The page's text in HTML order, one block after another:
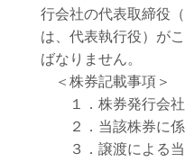
行会社の代表取締役
は、代表執行役）が
ばなりません。
＜株券記載事項＞
１．株券発行会
２．当該株券に
３．譲渡による当